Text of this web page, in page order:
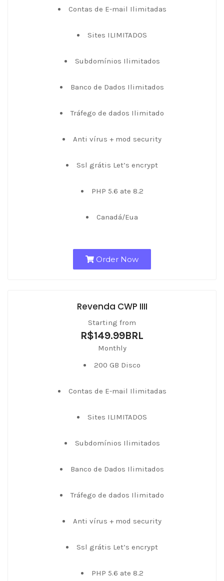
Contas de E-mail Ilimitadas
Sites ILIMITADOS
Subdomínios Ilimitados
Banco de Dados Ilimitados
Tráfego de dados Ilimitado
Anti vírus + mod security
Ssl grátis Let’s encrypt
PHP 5.6 ate 8.2
Canadá/Eua
Order Now
Revenda CWP IIII
Starting from
R$149.99BRL
Monthly
200 GB Disco
Contas de E-mail Ilimitadas
Sites ILIMITADOS
Subdomínios Ilimitados
Banco de Dados Ilimitados
Tráfego de dados Ilimitado
Anti vírus + mod security
Ssl grátis Let’s encrypt
PHP 5.6 ate 8.2